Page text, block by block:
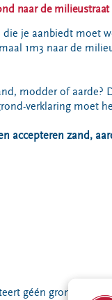
VeeIgestelde
Pers
Locaties
bezoekers
naar de milieustraat
die je aanbiedt moet
1m3 naar de
modder of
verklaring moet
accepteren zand,
géén grond